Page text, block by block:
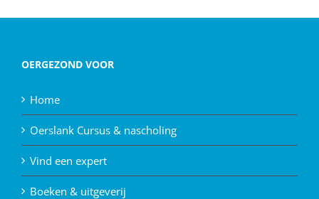
OERGEZOND VOOR
Home
Oerslank Cursus & nascholing
Vind een expert
Boeken & uitgeverij